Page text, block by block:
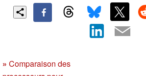
» Comparaison des